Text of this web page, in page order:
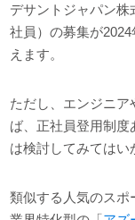
デサントジャパン
社員）の募集が
えます。
ただし、エンジニ
ば、正社員登用制
は検討してみてはい
類似する人気のスポ